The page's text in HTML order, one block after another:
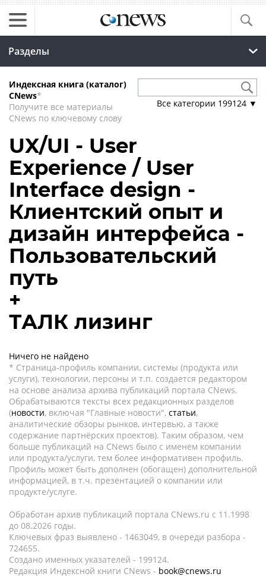
Разделы
Индексная книга (каталог)
CNews*
Получите все материалы
CNews по ключевому слову
Все категории 199124 ▼
UX/UI - User
Experience / User
Interface design -
Клиентский опыт и
дизайн интерфейса -
Пользовательский
путь
+
ТАЛК лизинг
Ничего не найдено
* Страница-профиль компании, системы (продукта или
услуги), технологии, персоны и т.п. создается редактором
на основе анализа архива публикаций портала CNews.
Обрабатываются тексты всех редакционных разделов
(новости, включая "Главные новости", статьи,
аналитические обзоры рынков, интервью, а также
содержание партнёрских проектов). Таким образом, чем
больше публикаций на CNews было с именем компании
или продукта/услуги, тем более информативен профиль.
Профиль может быть дополнен (обогащен) дополнительной
информацией, в т.ч. презентацией о компании или
продукте/услуге.
Обработан архив публикаций портала CNews.ru c 11.1998
до 08.2026 годы.
Ключевых фраз выявлено - 1463049, в очереди разбора -
724655.
Создано именных указателей - 199124.
Редакция Индексной книги CNews - book@cnews.ru